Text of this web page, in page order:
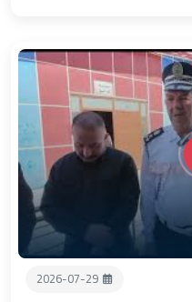
2026-07-29